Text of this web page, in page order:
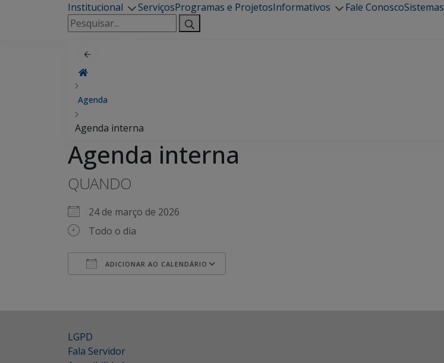
Institucional ServiçosProgramas e ProjetosInformativos Fale ConoscoSistemas
Pesquisar
por:
Agenda
Agenda interna
Agenda interna
QUANDO
24 de março de 2026
Todo o dia
ADICIONAR AO CALENDÁRIO
LGPD
Fala Servidor